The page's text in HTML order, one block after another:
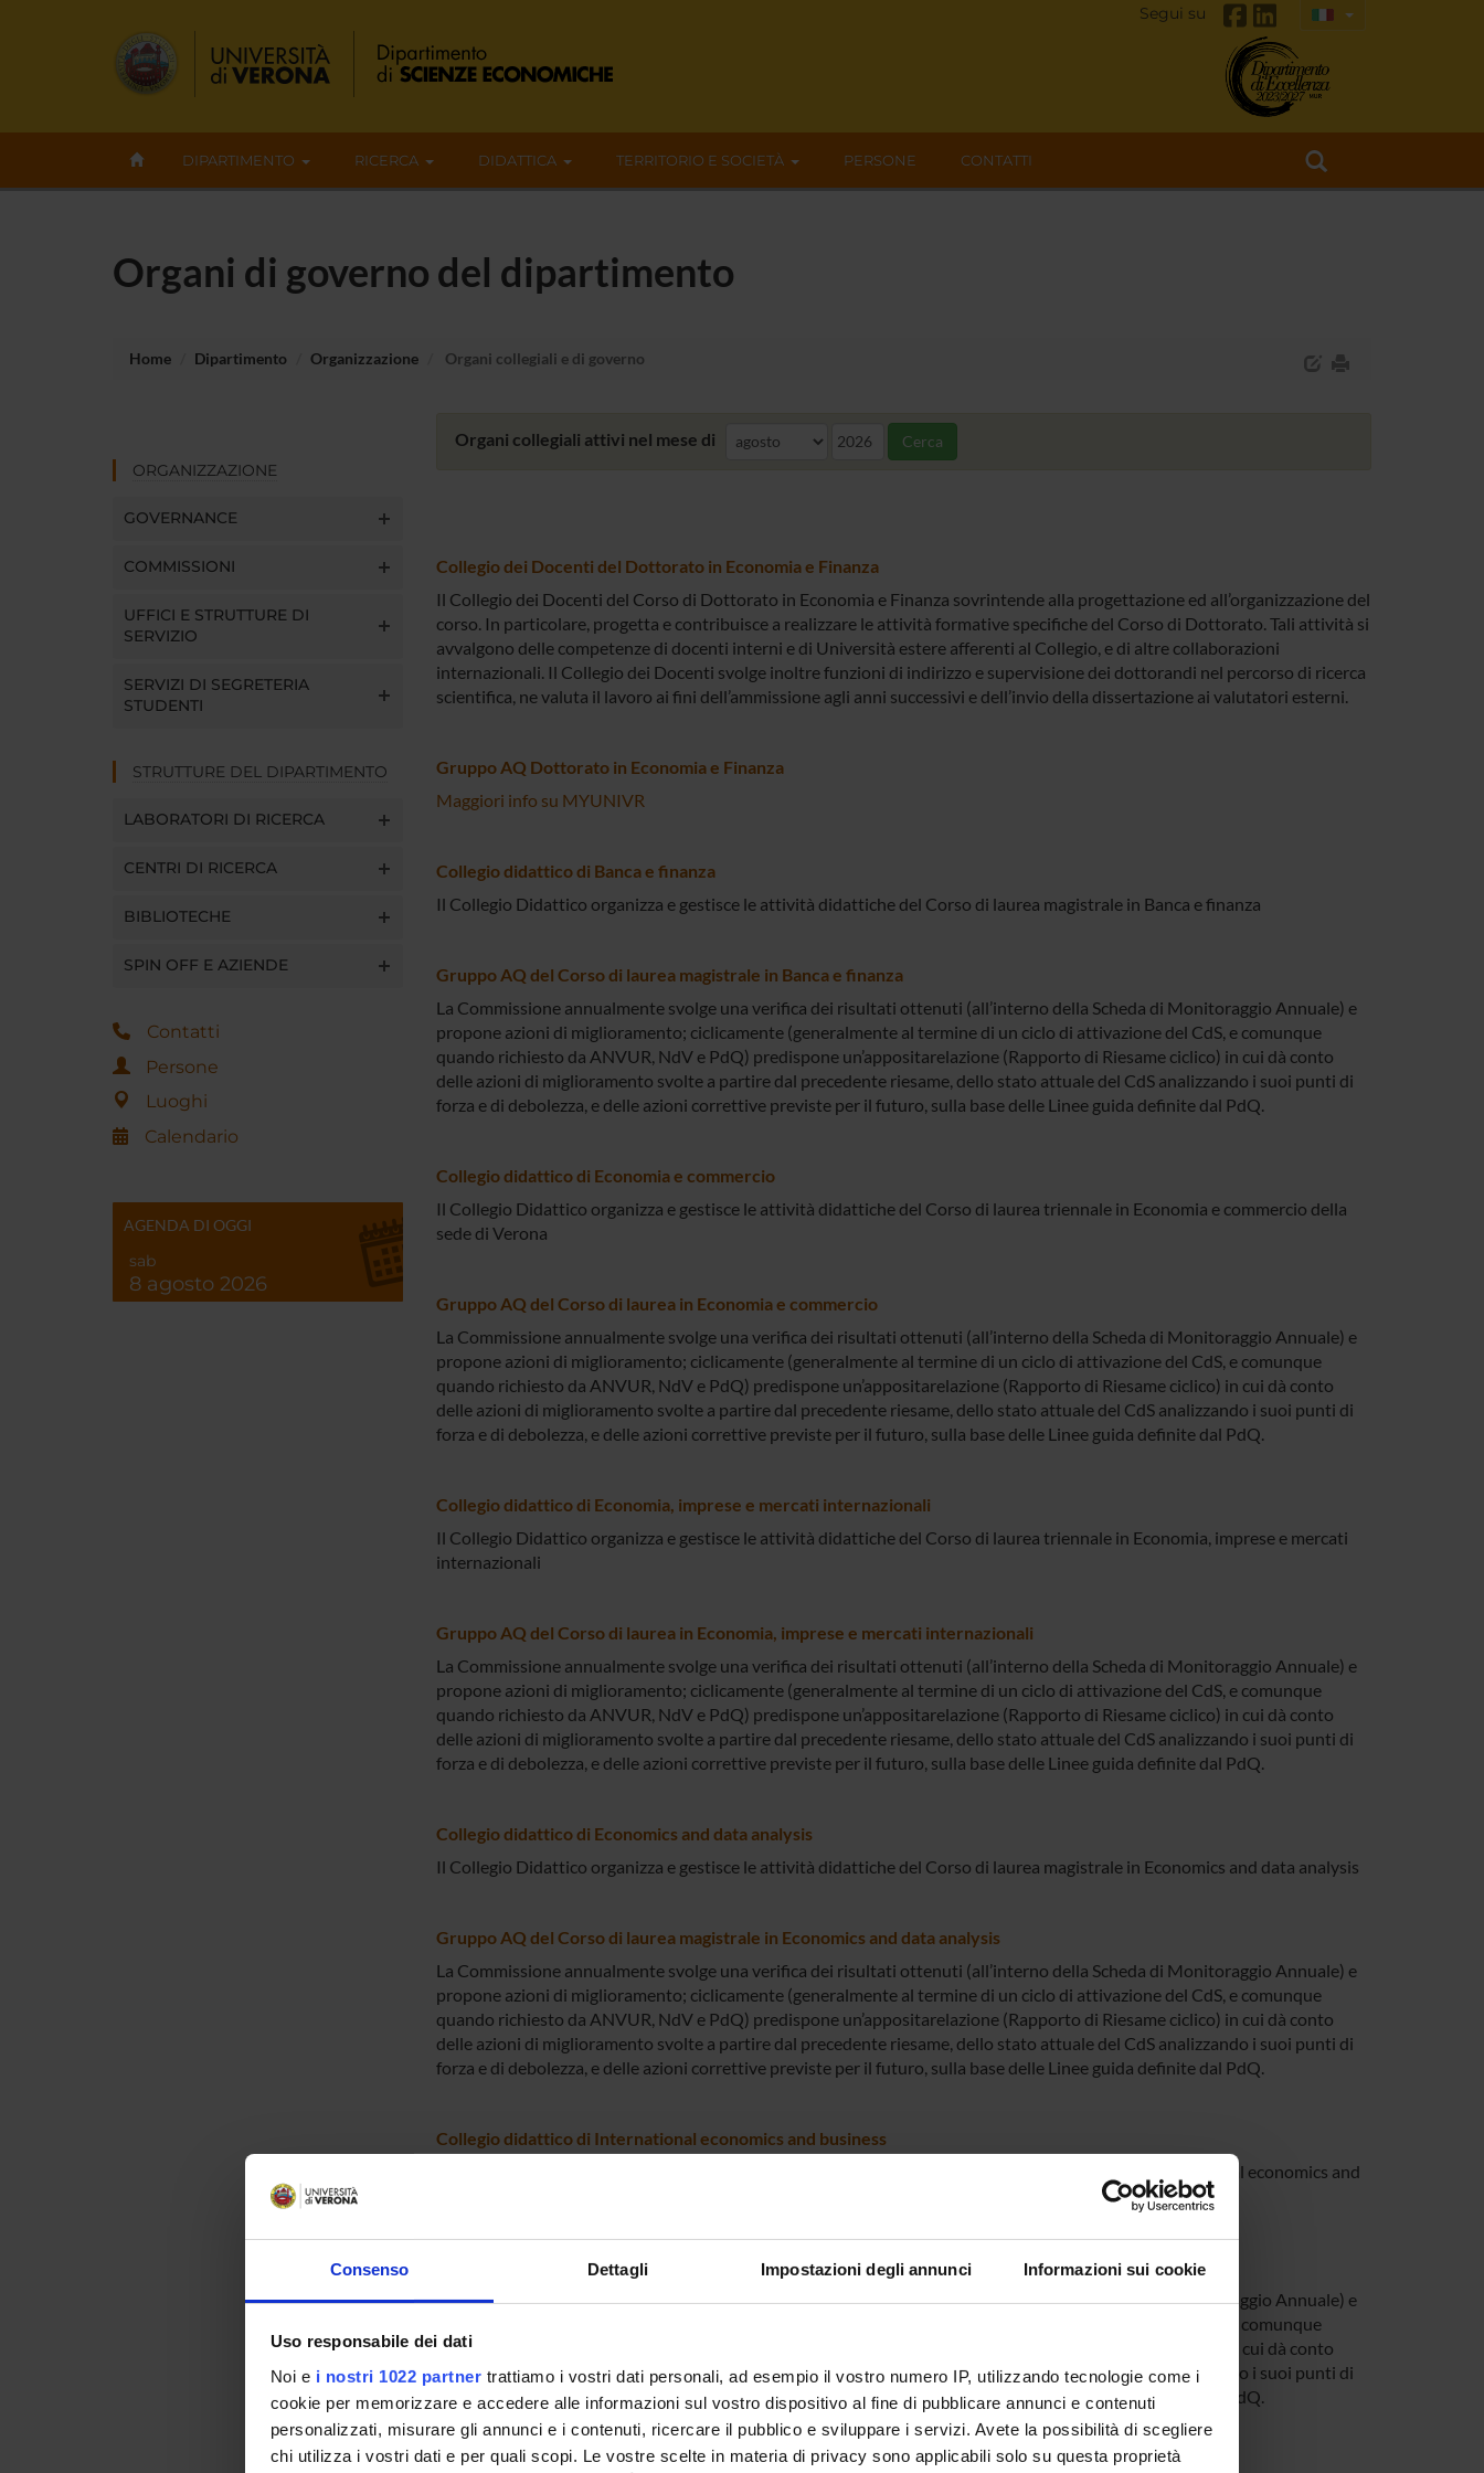
Consenso Dettagli Impostazioni degli annunci Informazioni sui cookie
Uso responsabile dei dati
Noi e i nostri 1022 partner trattiamo i vostri dati personali, ad esempio il vostro numero IP, utilizzando tecnologie come i
cookie per memorizzare e accedere alle informazioni sul vostro dispositivo al fine di pubblicare annunci e contenuti
personalizzati, misurare gli annunci e i contenuti, ricercare il pubblico e sviluppare i servizi. Avete la possibilità di scegliere
chi utilizza i vostri dati e per quali scopi. Le vostre scelte in materia di privacy sono applicabili solo su questa proprietà
Segui su
DIPARTIMENTO RICERCA DIDATTICA TERRITORIO E SOCIETÀ PERSONE CONTATTI
Organi di governo del dipartimento
Home Dipartimento Organizzazione Organi collegiali e di governo
ORGANIZZAZIONE
GOVERNANCE
COMMISSIONI
UFFICI E STRUTTURE DI
SERVIZIO
SERVIZI DI SEGRETERIA
STUDENTI
STRUTTURE DEL DIPARTIMENTO
LABORATORI DI RICERCA
CENTRI DI RICERCA
BIBLIOTECHE
SPIN OFF E AZIENDE
Contatti
Persone
Luoghi
Calendario
AGENDA DI OGGI
sab
8 agosto 2026
Organi collegiali attivi nel mese di Cerca
Collegio dei Docenti del Dottorato in Economia e Finanza
Il Collegio dei Docenti del Corso di Dottorato in Economia e Finanza sovrintende alla progettazione ed all’organizzazione del
corso. In particolare, progetta e contribuisce a realizzare le attività formative specifiche del Corso di Dottorato. Tali attività si
avvalgono delle competenze di docenti interni e di Università estere afferenti al Collegio, e di altre collaborazioni
internazionali. Il Collegio dei Docenti svolge inoltre funzioni di indirizzo e supervisione dei dottorandi nel percorso di ricerca
scientifica, ne valuta il lavoro ai fini dell’ammissione agli anni successivi e dell’invio della dissertazione ai valutatori esterni.
Gruppo AQ Dottorato in Economia e Finanza
Maggiori info su MYUNIVR
Collegio didattico di Banca e finanza
Il Collegio Didattico organizza e gestisce le attività didattiche del Corso di laurea magistrale in Banca e finanza
Gruppo AQ del Corso di laurea magistrale in Banca e finanza
La Commissione annualmente svolge una verifica dei risultati ottenuti (all’interno della Scheda di Monitoraggio Annuale) e
propone azioni di miglioramento; ciclicamente (generalmente al termine di un ciclo di attivazione del CdS, e comunque
quando richiesto da ANVUR, NdV e PdQ) predispone un’appositarelazione (Rapporto di Riesame ciclico) in cui dà conto
delle azioni di miglioramento svolte a partire dal precedente riesame, dello stato attuale del CdS analizzando i suoi punti di
forza e di debolezza, e delle azioni correttive previste per il futuro, sulla base delle Linee guida definite dal PdQ.
Collegio didattico di Economia e commercio
Il Collegio Didattico organizza e gestisce le attività didattiche del Corso di laurea triennale in Economia e commercio della
sede di Verona
Gruppo AQ del Corso di laurea in Economia e commercio
La Commissione annualmente svolge una verifica dei risultati ottenuti (all’interno della Scheda di Monitoraggio Annuale) e
propone azioni di miglioramento; ciclicamente (generalmente al termine di un ciclo di attivazione del CdS, e comunque
quando richiesto da ANVUR, NdV e PdQ) predispone un’appositarelazione (Rapporto di Riesame ciclico) in cui dà conto
delle azioni di miglioramento svolte a partire dal precedente riesame, dello stato attuale del CdS analizzando i suoi punti di
forza e di debolezza, e delle azioni correttive previste per il futuro, sulla base delle Linee guida definite dal PdQ.
Collegio didattico di Economia, imprese e mercati internazionali
Il Collegio Didattico organizza e gestisce le attività didattiche del Corso di laurea triennale in Economia, imprese e mercati
internazionali
Gruppo AQ del Corso di laurea in Economia, imprese e mercati internazionali
La Commissione annualmente svolge una verifica dei risultati ottenuti (all’interno della Scheda di Monitoraggio Annuale) e
propone azioni di miglioramento; ciclicamente (generalmente al termine di un ciclo di attivazione del CdS, e comunque
quando richiesto da ANVUR, NdV e PdQ) predispone un’appositarelazione (Rapporto di Riesame ciclico) in cui dà conto
delle azioni di miglioramento svolte a partire dal precedente riesame, dello stato attuale del CdS analizzando i suoi punti di
forza e di debolezza, e delle azioni correttive previste per il futuro, sulla base delle Linee guida definite dal PdQ.
Collegio didattico di Economics and data analysis
Il Collegio Didattico organizza e gestisce le attività didattiche del Corso di laurea magistrale in Economics and data analysis
Gruppo AQ del Corso di laurea magistrale in Economics and data analysis
La Commissione annualmente svolge una verifica dei risultati ottenuti (all’interno della Scheda di Monitoraggio Annuale) e
propone azioni di miglioramento; ciclicamente (generalmente al termine di un ciclo di attivazione del CdS, e comunque
quando richiesto da ANVUR, NdV e PdQ) predispone un’appositarelazione (Rapporto di Riesame ciclico) in cui dà conto
delle azioni di miglioramento svolte a partire dal precedente riesame, dello stato attuale del CdS analizzando i suoi punti di
forza e di debolezza, e delle azioni correttive previste per il futuro, sulla base delle Linee guida definite dal PdQ.
Collegio didattico di International economics and business
Il Collegio Didattico organizza e gestisce le attività didattiche del Corso di laurea magistrale in International economics and
Gruppo AQ del Corso di laurea magistrale in International economics and business
La Commissione annualmente svolge una verifica dei risultati ottenuti (all’interno della Scheda di Monitoraggio Annuale) e
propone azioni di miglioramento; ciclicamente (generalmente al termine di un ciclo di attivazione del CdS, e comunque
quando richiesto da ANVUR, NdV e PdQ) predispone un’appositarelazione (Rapporto di Riesame ciclico) in cui dà conto
delle azioni di miglioramento svolte a partire dal precedente riesame, dello stato attuale del CdS analizzando i suoi punti di
forza e di debolezza, e delle azioni correttive previste per il futuro, sulla base delle Linee guida definite dal PdQ.
Comitato scientifico del Corso di aggiornamento in Cost & Revenue management